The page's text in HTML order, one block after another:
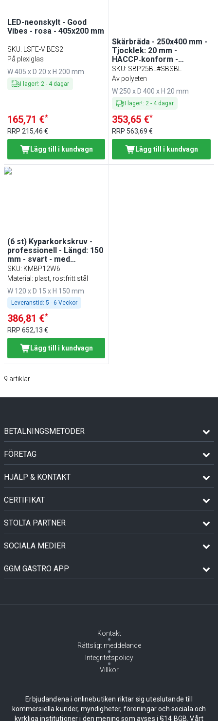
LED-neonskylt - Good
Vibes - rosa - 405x200 mm
SKU:
LSFE-VIBES2
På plexiglas
W 405 x D 20 x H 200 mm
I lager!: 2- 4 dagar
165,71 €*
RRP 215,46 €
Lägg till i kundvagn
Skärbräda - 250x400 mm -
Tjocklek: 20 mm -
HACCP‑konform -
polyeten (HDPE 500) - blå -
med stoppfötter
SKU: SBP25BL#SBSBL
Av polyeten
W 250 x D 400 x H 20 mm
I lager!: 2 - 4 dagar
353,65 €*
RRP 563,69 €
Lägg till i kundvagn
(6 st) Kyparkorkskruv -
professionell - Längd: 150
mm - svart - med
folieskärare - med
kapsylöppnare
SKU: KMBP12W6
Material: plast, rostfritt stål
W 120 x D 15 x H 150 mm
Leveranstid: 5 - 6 Veckor
386,81 €*
RRP 652,13 €
Lägg till i kundvagn
9 artiklar
BETALNINGSMETODER
FÖRETAG
HJÄLP & KONTAKT
CERTIFIKAT
STOLTA PARTNER
SOCIALA MEDIER
GGM GASTRO APP
Kontakt
Rättsligt meddelande
Integritetspolicy
Villkor
Erbjudandena i onlinebutiken riktar sig uteslutande till
kommersiella kunder, myndigheter, föreningar och sociala och
kyrkliga institutioner i den mening som avses i §14 BGB. Vårt